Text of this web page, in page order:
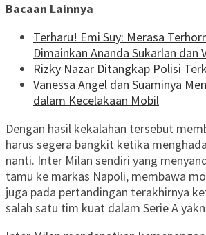
Bacaan Lainnya
Terharu! Emi Suy: Merasa
Dimainkan Ananda Sukarlan dan
Rizky Nazar Ditangkap Polisi
Vanessa Angel dan Suaminya
dalam Kecelakaan Mobil
Dengan hasil kekalahan tersebut
harus segera bangkit ketika
nanti. Inter Milan sendiri yang
tamu ke markas Napoli, membawa
juga pada pertandingan terakhirnya
salah satu tim kuat dalam Serie A